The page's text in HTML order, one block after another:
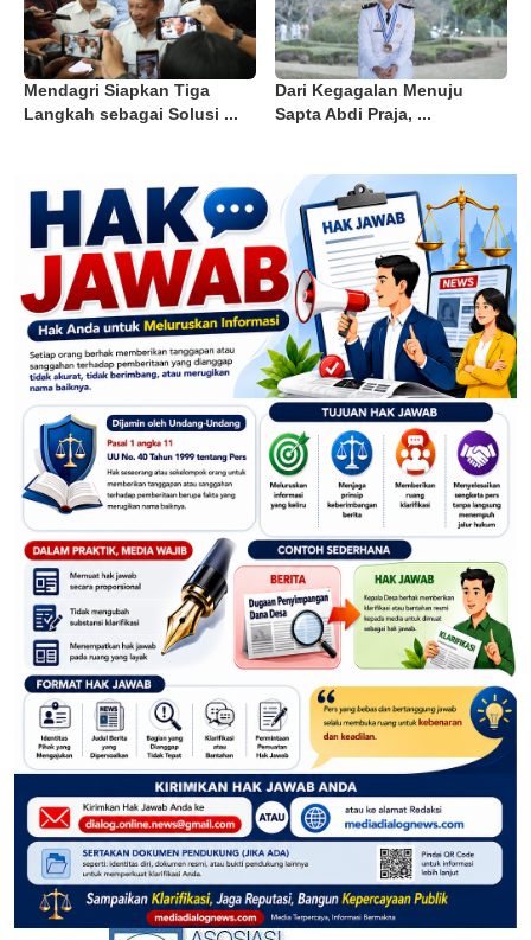
Mendagri Siapkan Tiga
Langkah sebagai Solusi ...
Dari Kegagalan Menuju
Sapta Abdi Praja, ...